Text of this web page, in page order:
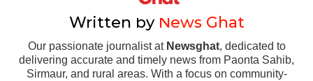
Written by News Ghat
Our passionate journalist at Newsghat, dedicated to
delivering accurate and timely news from Paonta Sahib,
Sirmaur, and rural areas. With a focus on community-